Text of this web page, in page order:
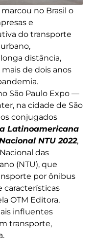
no Brasil o
e
do transporte
distância,
de dois anos
São Paulo Expo —
na cidade de São
conjugados
Latinoamericana
NTU 2022,
das
(NTU), que
por ônibus
características
OTM Editora,
influentes
transporte,